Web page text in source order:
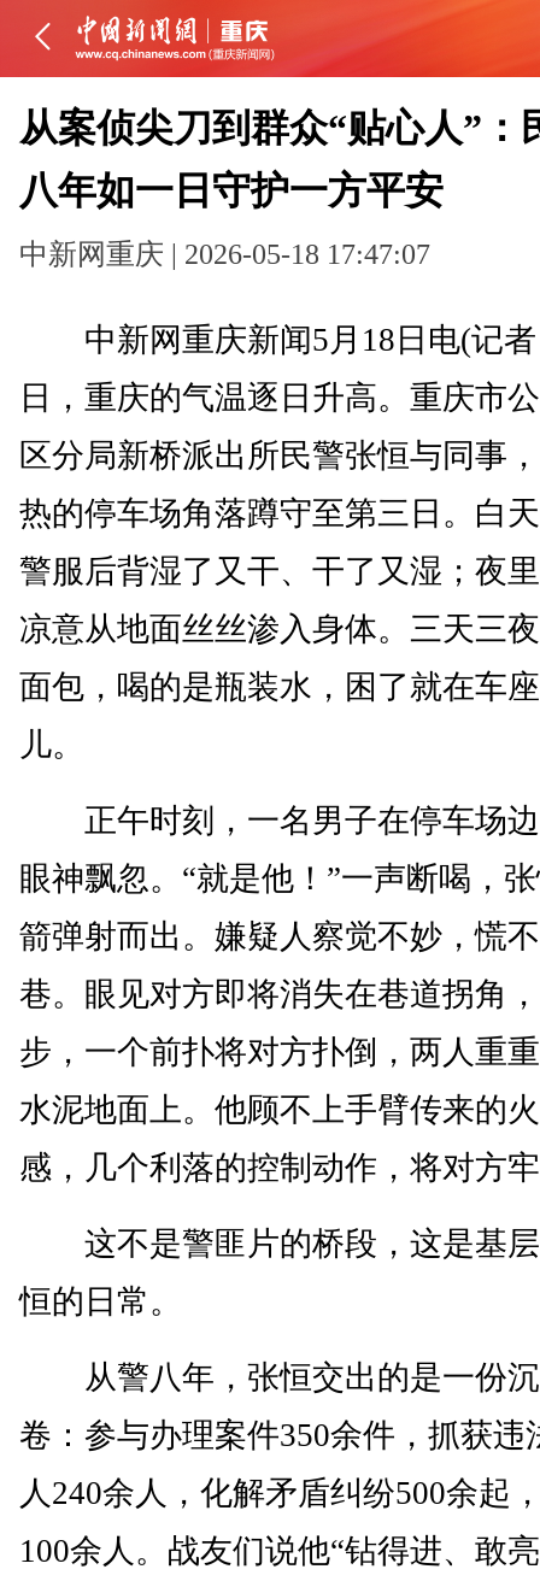
从案侦尖刀到群众“贴心人”：
八年如一日守护一方平安
中新网重庆 | 2026-05-18 17:47:07
中新网重庆新闻5月18日电(记者
日，重庆的气温逐日升高。重庆市
区分局新桥派出所民警张恒与同事
热的停车场角落蹲守至第三日。白
警服后背湿了又干、干了又湿；夜
凉意从地面丝丝渗入身体。三天三
面包，喝的是瓶装水，困了就在车
儿。
正午时刻，一名男子在停车场边
眼神飘忽。“就是他！”一声断喝，
箭弹射而出。嫌疑人察觉不妙，慌
巷。眼见对方即将消失在巷道拐角
步，一个前扑将对方扑倒，两人重
水泥地面上。他顾不上手臂传来的
感，几个利落的控制动作，将对方
这不是警匪片的桥段，这是基层
恒的日常。
从警八年，张恒交出的是一份沉
卷：参与办理案件350余件，抓获违
人240余人，化解矛盾纠纷500余起
100余人。战友们说他“钻得进、敢